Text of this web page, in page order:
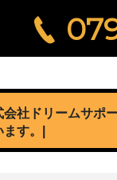
社ドリームサポ
す。